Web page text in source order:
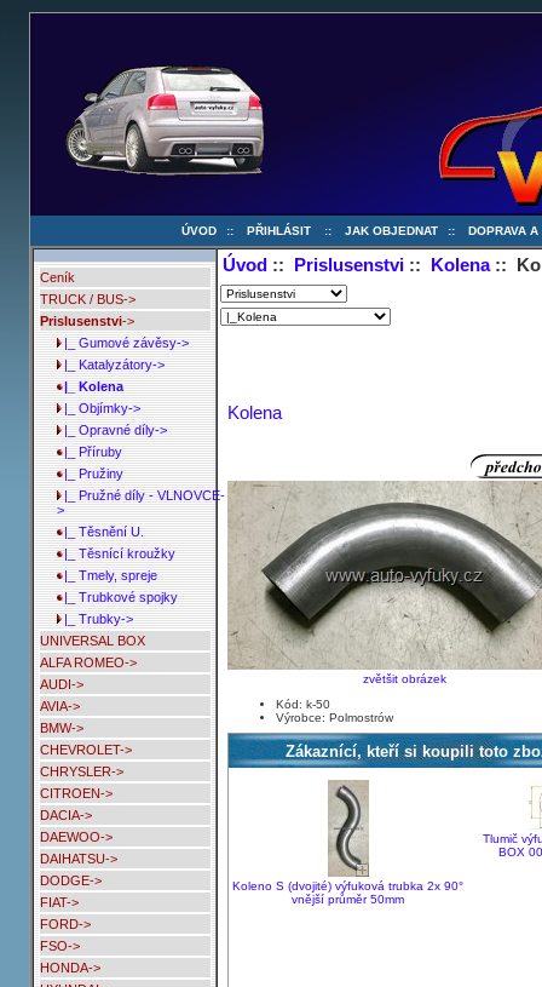
ÚVOD :: PŘIHLÁSIT :: JAK OBJEDNAT :: DOPRAVA A
Ceník
TRUCK / BUS->
Prislusenstvi->
|_ Gumové závěsy->
|_ Katalyzátory->
|_ Kolena
|_ Objímky->
|_ Opravné díly->
|_ Příruby
|_ Pružiny
|_ Pružné díly - VLNOVCE-
>
|_ Těsnění U.
|_ Těsnící kroužky
|_ Tmely, spreje
|_ Trubkové spojky
|_ Trubky->
UNIVERSAL BOX
ALFA ROMEO->
AUDI->
AVIA->
BMW->
CHEVROLET->
CHRYSLER->
CITROEN->
DACIA->
DAEWOO->
DAIHATSU->
DODGE->
FIAT->
FORD->
FSO->
HONDA->
Úvod :: Prislusenstvi :: Kolena::
Kolena
zvětšit obrázek
Kód: k-50
Výrobce: Polmostrów
Zákaznící, kteří si koupili toto
Koleno S (dvojité) výfuková trubka 2x 90°
vnější průměr 50mm
Tlumič
BOX